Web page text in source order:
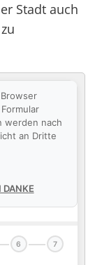
Stadt auch
werden nach
an Dritte
DANKE
6 7